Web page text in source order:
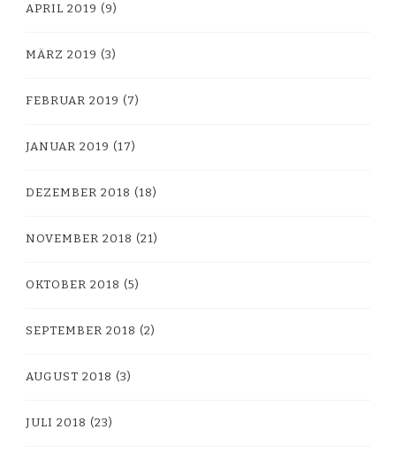
APRIL 2019 (9)
MÄRZ 2019 (3)
FEBRUAR 2019 (7)
JANUAR 2019 (17)
DEZEMBER 2018 (18)
NOVEMBER 2018 (21)
OKTOBER 2018 (5)
SEPTEMBER 2018 (2)
AUGUST 2018 (3)
JULI 2018 (23)